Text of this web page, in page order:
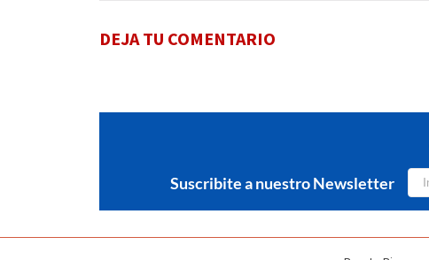
DEJA TU COMENTARIO
Suscribite a nuestro Newsletter